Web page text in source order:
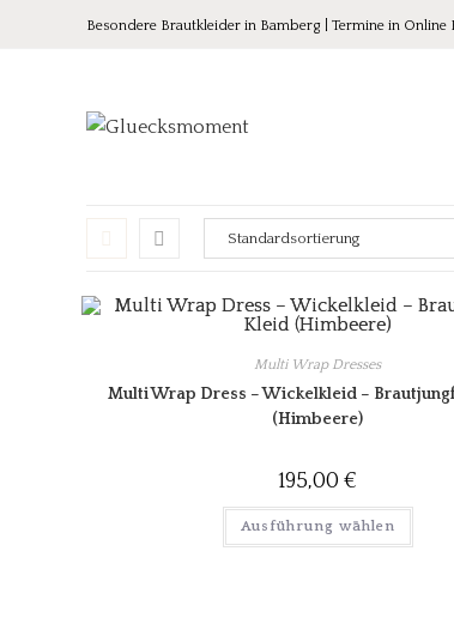
Besondere Brautkleider in Bamberg | Termine in Online
Multi Wrap Dresses
Multi Wrap Dress – Wickelkleid –
(Himbeere)
195,00€
Ausführung wählen